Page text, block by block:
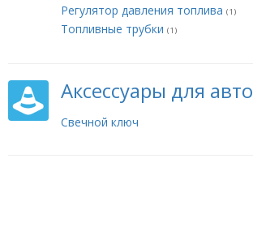
Регулятор давления топлива (1)
Топливные трубки (1)
Аксессуары для авто
Свечной ключ